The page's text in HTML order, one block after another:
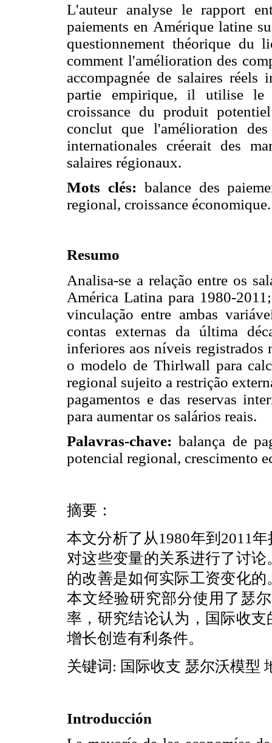
L'auteur analyse le rapport
paiements en Amérique latine
questionnement théorique du
comment l'amélioration des
accompagnée de salaires
partie empirique, il utilise
croissance du produit
conclut que l'amélioration
internationales créerait des
salaires régionaux.
Mots clés: balance des
regional, croissance économique.
Resumo
Analisa-se a relação entre os
América Latina para 1980-
vinculação entre ambas
contas externas da última
inferiores aos níveis registrados
o modelo de Thirlwall para
regional sujeito a restrição
pagamentos e das reservas
para aumentar os salários reais.
Palavras-chave: balança de
potencial regional, crescimento
摘要：
本文分析了从1980年到2011
对这些变量的关系进行了讨
的改善是如何实际工资变化
本文经验研究部分使用了瑟
率，研究结论认为，国际收
增长创造有利条件。
关键词: 国际收支 瑟尔沃模型
Introducción